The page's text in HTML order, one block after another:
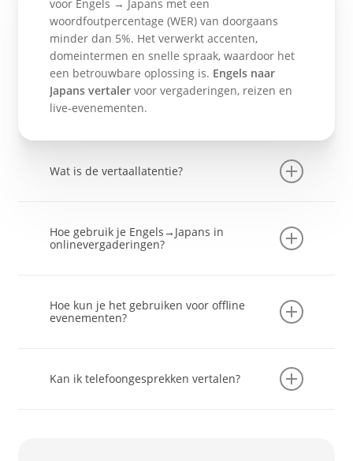
voor Engels → Japans met een
woordfoutpercentage (WER) van doorgaans
minder dan 5%. Het verwerkt accenten,
domeintermen en snelle spraak, waardoor het
een betrouwbare oplossing is. Engels naar
Japans vertalervoor vergaderingen, reizen en
live-evenementen.
Wat is de vertaallatentie?
bedraagt minder dan 0,5 seconde tussen
Engelse spraak en Japanse uitvoer. Hierdoor
Hoe gebruik je Engels→Japans in
onlinevergaderingen?
Schakel 'Computergeluid delen' in Transync AI
in om de stemmen van deelnemers te vertalen.
Hoe kun je het gebruiken voor offline
evenementen?
omnidirectionele microfoon aan (of zet de
speakers dichterbij). Kies in Transync AI deze
Kan ik telefoongesprekken vertalen?